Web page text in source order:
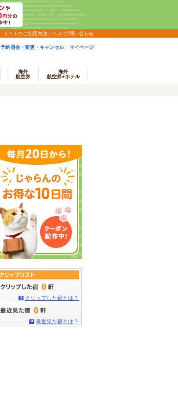
サイトのご利用方法 ヘルプ/問い合わせ
予約照会・変更・キャンセル マイページ
海外
航空券
海外
航空券+ホテル
0
クリップした宿とは？
0
最近見た宿とは？